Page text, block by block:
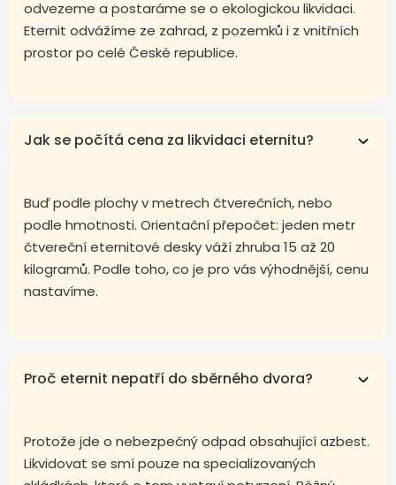
odvezeme a postaráme se o ekologickou likvidaci.
Eternit odvážíme ze zahrad, z pozemků i z vnitřních
prostor po celé České republice.
Jak se počítá cena za likvidaci eternitu?
Buď podle plochy v metrech čtverečních, nebo
podle hmotnosti. Orientační přepočet: jeden metr
čtvereční eternitové desky váží zhruba 15 až 20
kilogramů. Podle toho, co je pro vás výhodnější, cenu
nastavíme.
Proč eternit nepatří do sběrného dvora?
Protože jde o nebezpečný odpad obsahující azbest.
Likvidovat se smí pouze na specializovaných